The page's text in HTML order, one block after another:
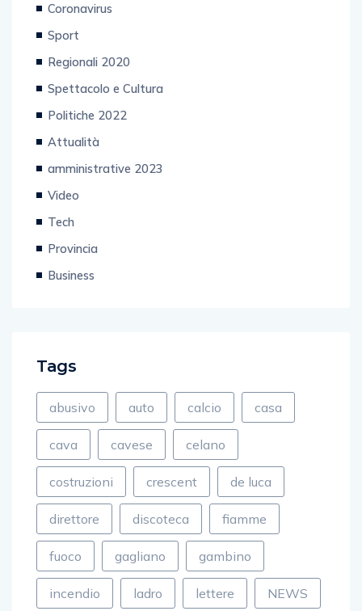
Coronavirus
Sport
Regionali 2020
Spettacolo e Cultura
Politiche 2022
Attualità
amministrative 2023
Video
Tech
Provincia
Business
Tags
abusivo auto calcio casa
cava cavese celano
costruzioni crescent de luca
direttore discoteca fiamme
fuoco gagliano gambino
incendio ladro lettere NEWS